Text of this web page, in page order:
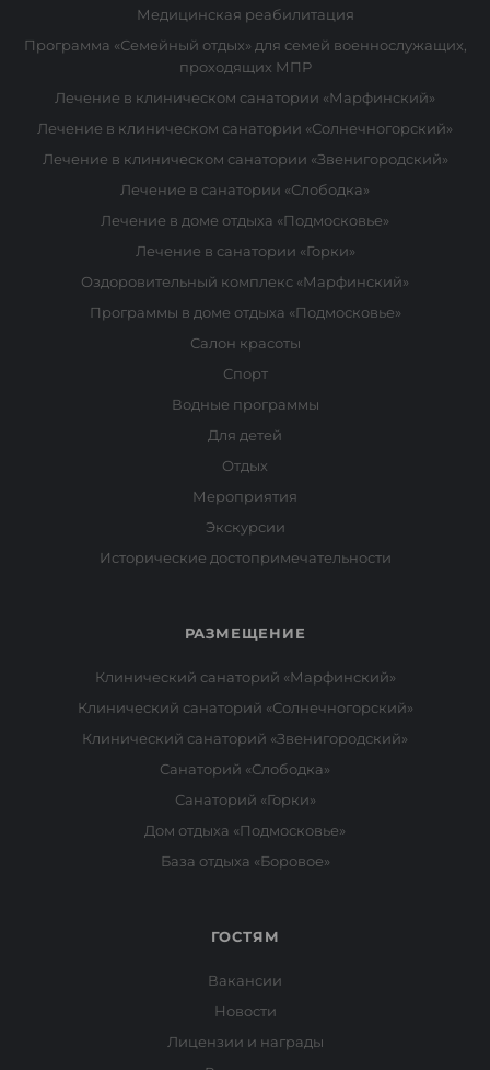
Медицинская реабилитация
Программа «Семейный отдых» для семей военнослужащих,
проходящих МПР
Лечение в клиническом санатории «Марфинский»
Лечение в клиническом санатории «Солнечногорский»
Лечение в клиническом санатории «Звенигородский»
Лечение в санатории «Слободка»
Лечение в доме отдыха «Подмосковье»
Лечение в санатории «Горки»
Оздоровительный комплекс «Марфинский»
Программы в доме отдыха «Подмосковье»
Салон красоты
Спорт
Водные программы
Для детей
Отдых
Мероприятия
Экскурсии
Исторические достопримечательности
РАЗМЕЩЕНИЕ
Клинический санаторий «Марфинский»
Клинический санаторий «Солнечногорский»
Клинический санаторий «Звенигородский»
Санаторий «Слободка»
Санаторий «Горки»
Дом отдыха «Подмосковье»
База отдыха «Боровое»
ГОСТЯМ
Вакансии
Новости
Лицензии и награды